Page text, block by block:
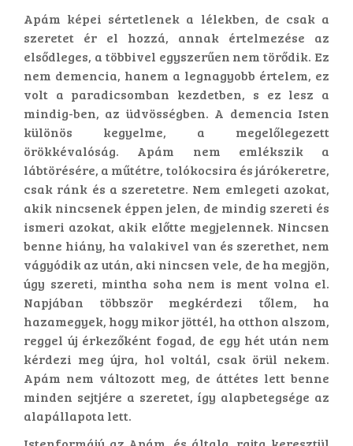
Apám képei sértetlenek a lélekben, de csak a
szeretet ér el hozzá, annak értelmezése az
elsődleges, a többivel egyszerűen nem törődik. Ez
nem demencia, hanem a legnagyobb értelem, ez
volt a paradicsomban kezdetben, s ez lesz a
mindig-ben, az üdvösségben. A demencia Isten
különös kegyelme, a megelőlegezett
örökkévalóság. Apám nem emlékszik a
lábtörésére, a műtétre, tolókocsira és járókeretre,
csak ránk és a szeretetre. Nem emlegeti azokat,
akik nincsenek éppen jelen, de mindig szereti és
ismeri azokat, akik előtte megjelennek. Nincsen
benne hiány, ha valakivel van és szerethet, nem
vágyódik az után, aki nincsen vele, de ha megjön,
úgy szereti, mintha soha nem is ment volna el.
Napjában többször megkérdezi tőlem, ha
hazamegyek, hogy mikor jöttél, ha otthon alszom,
reggel új érkezőként fogad, de egy hét után nem
kérdezi meg újra, hol voltál, csak örül nekem.
Apám nem változott meg, de áttétes lett benne
minden sejtjére a szeretet, így alapbetegsége az
alapállapota lett.